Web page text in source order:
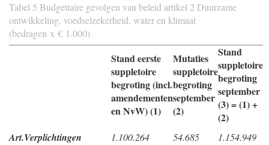
Tabel 5 Budgettaire gevolgen van beleid artikel 2 Duurzame
ontwikkeling, voedselzekerheid, water en klimaat
(bedragen x € 1.000)
Stand eerste
suppletoire
begroting (incl.
amendementen
en NvW) (1)
Mutaties
suppletoire
begroting
september
(2)
Stand
suppletoire
begroting
september
(3) = (1) +
(2)
Art.Verplichtingen 1.100.264 54.685 1.154.949